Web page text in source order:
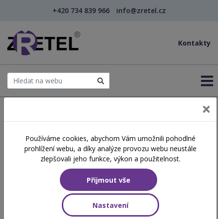
+420 734 839 966 info@zretel.cz
Kontakty
Komunikace s rodiči žáků a
studentů
Hodinová dotace
6 vyučovacích hodin
Používáme cookies, abychom Vám umožnili pohodlné
prohlížení webu, a díky analýze provozu webu neustále
zlepšovali jeho funkce, výkon a použitelnost.
Přijmout vše
Nastavení